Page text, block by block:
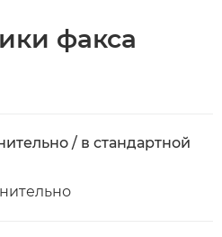
факса
/ в стандартной